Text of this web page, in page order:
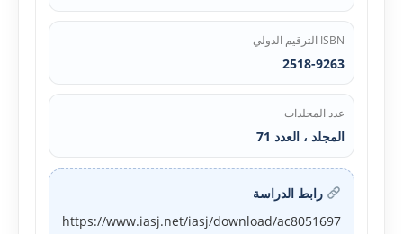
ISBN الترقيم الدولي
2518-9263
عدد المجلدات
المجلد ، العدد 71
رابط الدراسة
https://www.iasj.net/iasj/download/ac8051697